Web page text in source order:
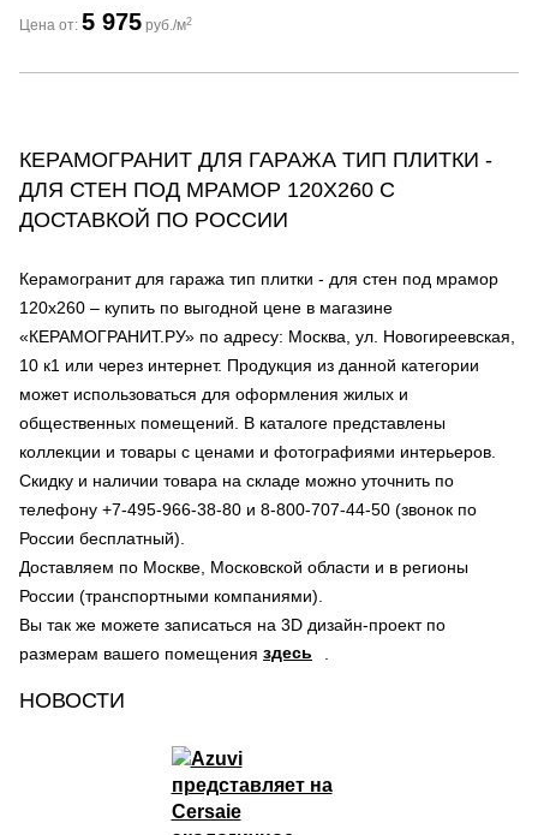
Цена от: 5 975 руб./м2
КЕРАМОГРАНИТ ДЛЯ ГАРАЖА ТИП ПЛИТКИ -
ДЛЯ СТЕН ПОД МРАМОР 120Х260 С
ДОСТАВКОЙ ПО РОССИИ
Керамогранит для гаража тип плитки - для стен под мрамор
120х260 – купить по выгодной цене в магазине
«КЕРАМОГРАНИТ.РУ» по адресу: Москва, ул. Новогиреевская,
10 к1 или через интернет. Продукция из данной категории
может использоваться для оформления жилых и
общественных помещений. В каталоге представлены
коллекции и товары с ценами и фотографиями интерьеров.
Скидку и наличии товара на складе можно уточнить по
телефону +7-495-966-38-80 и 8-800-707-44-50 (звонок по
России бесплатный).
Доставляем по Москве, Московской области и в регионы
России (транспортными компаниями).
Вы так же можете записаться на 3D дизайн-проект по
размерам вашего помещения здесь
НОВОСТИ